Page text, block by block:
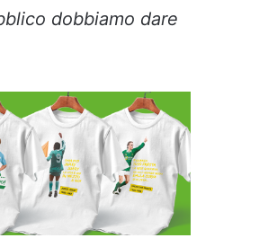
dobbiamo dare